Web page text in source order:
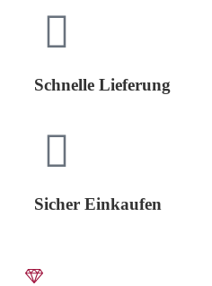
Schnelle Lieferung
Sicher Einkaufen